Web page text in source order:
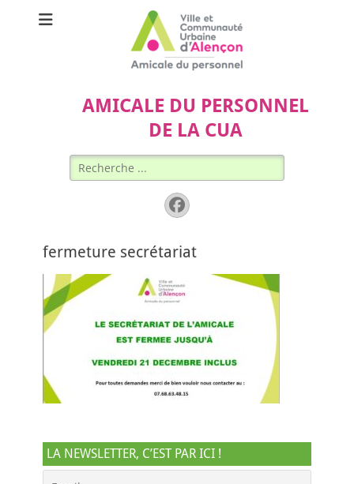
AMICALE DU PERSONNEL
DE LA CUA
Rechercher :
Facebook
fermeture secrétariat
LA NEWSLETTER, C’EST PAR ICI !